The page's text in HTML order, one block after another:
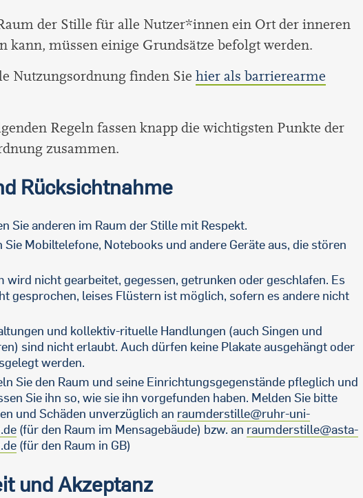
der Stille für alle Nutzer*innen ein Ort der inneren
kann, müssen einige Grundsätze befolgt werden.
Nutzungsordnung finden Sie hier als barrierearme
Regeln fassen knapp die wichtigsten Punkte der
zusammen.
Rücksichtnahme
Sie anderen im Raum der Stille mit Respekt.
Sie Mobiltelefone, Notebooks und andere Geräte aus, die stören
wird nicht gearbeitet, gegessen, getrunken oder geschlafen. Es
gesprochen, leises Flüstern ist möglich, sofern es andere nicht
und kollektiv-rituelle Handlungen (auch Singen und
sind nicht erlaubt. Auch dürfen keine Plakate ausgehängt oder
werden.
Sie den Raum und seine Einrichtungsgegenstände pfleglich und
Sie ihn so, wie sie ihn vorgefunden haben. Melden Sie bitte
und Schäden unverzüglich an raumderstille@ruhr-uni-
(für den Raum im Mensagebäude) bzw. an raumderstille@asta-
(für den Raum in GB)
und Akzeptanz